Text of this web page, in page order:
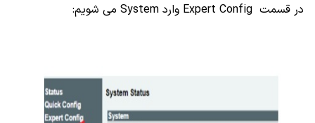
در قسمت Expert Config وارد System می شویم: